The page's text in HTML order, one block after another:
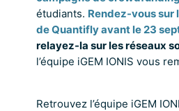
étudiants. Rendez-vous
de Quantifly avant le 23
relayez-la sur les réseaux
l’équipe iGEM IONIS vous
Retrouvez l’équipe iGEM